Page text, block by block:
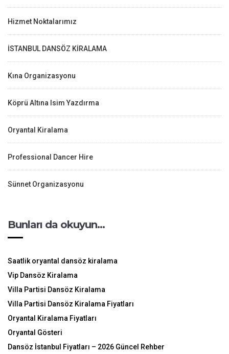
Hizmet Noktalarımız
İSTANBUL DANSÖZ KİRALAMA
Kına Organizasyonu
Köprü Altına Isim Yazdırma
Oryantal Kiralama
Professional Dancer Hire
Sünnet Organizasyonu
Bunları da okuyun…
Saatlik oryantal dansöz kiralama
Vip Dansöz Kiralama
Villa Partisi Dansöz Kiralama
Villa Partisi Dansöz Kiralama Fiyatları
Oryantal Kiralama Fiyatları
Oryantal Gösteri
Dansöz İstanbul Fiyatları – 2026 Güncel Rehber